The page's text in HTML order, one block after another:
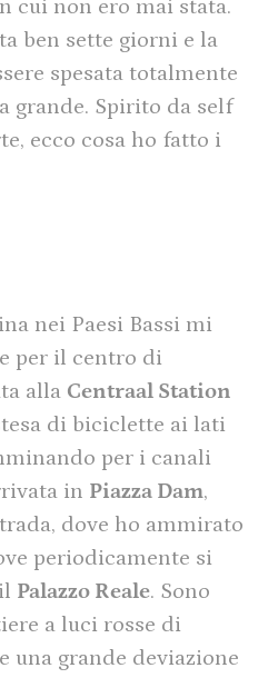
cui non ero mai stata.
ben sette giorni e la
spesata totalmente
grande. Spirito da self
ecco cosa ho fatto i
nei Paesi Bassi mi
per il centro di
alla Centraal Station
di biciclette ai lati
per i canali
in Piazza Dam,
dove ho ammirato
periodicamente si
il Palazzo Reale. Sono
a luci rosse di
una grande deviazione